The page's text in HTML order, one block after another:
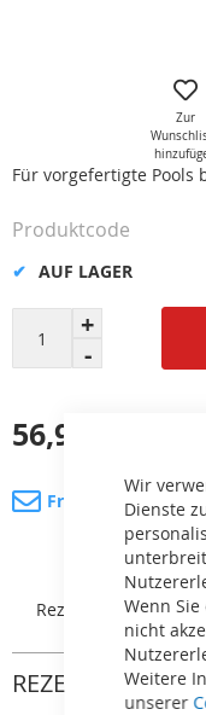
Wir
Dienste
Wenn
nicht
Weitere
unserer
Zur
Für vorgefertigte Pools
56,91 €
AUF LAGER
Produktcode
Fragen Sie nach
Rezensionen
REZENSIONEN